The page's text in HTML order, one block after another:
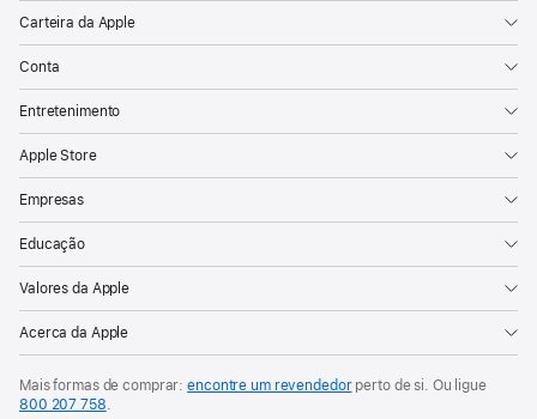
Carteira da Apple
Conta
Entretenimento
Apple Store
Empresas
Educação
Valores da Apple
Acerca da Apple
Mais formas de comprar:encontre um revendedorperto de si. Ou ligue
800 207 758